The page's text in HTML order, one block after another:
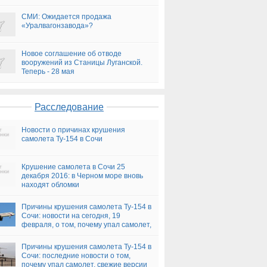
СМИ: Ожидается продажа
«Уралвагонзавода»?
Новое соглашение об отводе
вооружений из Станицы Луганской.
Теперь - 28 мая
Расследование
Новости о причинах крушения
самолета Ту-154 в Сочи
Крушение самолета в Сочи 25
декабря 2016: в Черном море вновь
находят обломки
Причины крушения самолета Ту-154 в
Сочи: новости на сегодня, 19
февраля, о том, почему упал самолет,
Причины крушения самолета Ту-154 в
Сочи: последние новости о том,
почему упал самолет, свежие версии